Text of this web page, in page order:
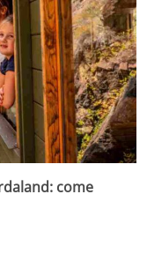
come